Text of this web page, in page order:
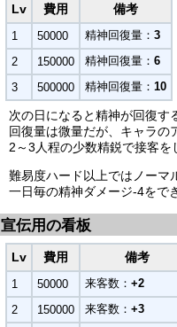
Lv 費用 備考
1 50000 精神回復量： 3
2
150000 精神回復量： 6
3
500000 精神回復量： 10
次の日になると精神が回復す
回復量は微量だが、キャラの
2～3人程の少数精鋭で接客を
難易度ハード以上ではノーマ
一日毎の精神ダメージ-4をで
宣伝用の看板
Lv 費用 備考
1 50000 来客数： +2
2
150000 来客数： +3